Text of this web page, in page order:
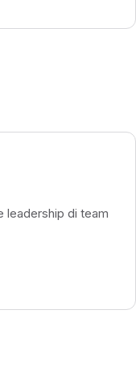
leadership di team